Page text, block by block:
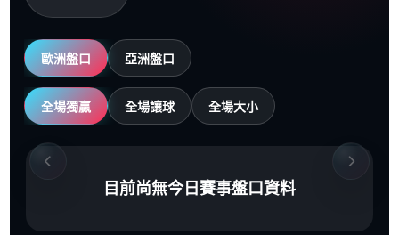
歐洲盤口 亞洲盤口
全場獨贏 全場讓球 全場大小
目前尚無今日賽事盤口資料